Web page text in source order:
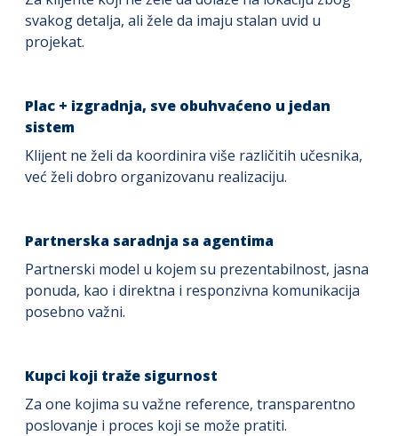
svakog detalja, ali žele da imaju stalan uvid u
projekat.
Plac + izgradnja, sve obuhvaćeno u jedan
sistem
Klijent ne želi da koordinira više različitih učesnika,
već želi dobro organizovanu realizaciju.
Partnerska saradnja sa agentima
Partnerski model u kojem su prezentabilnost, jasna
ponuda, kao i direktna i responzivna komunikacija
posebno važni.
Kupci koji traže sigurnost
Za one kojima su važne reference, transparentno
poslovanje i proces koji se može pratiti.